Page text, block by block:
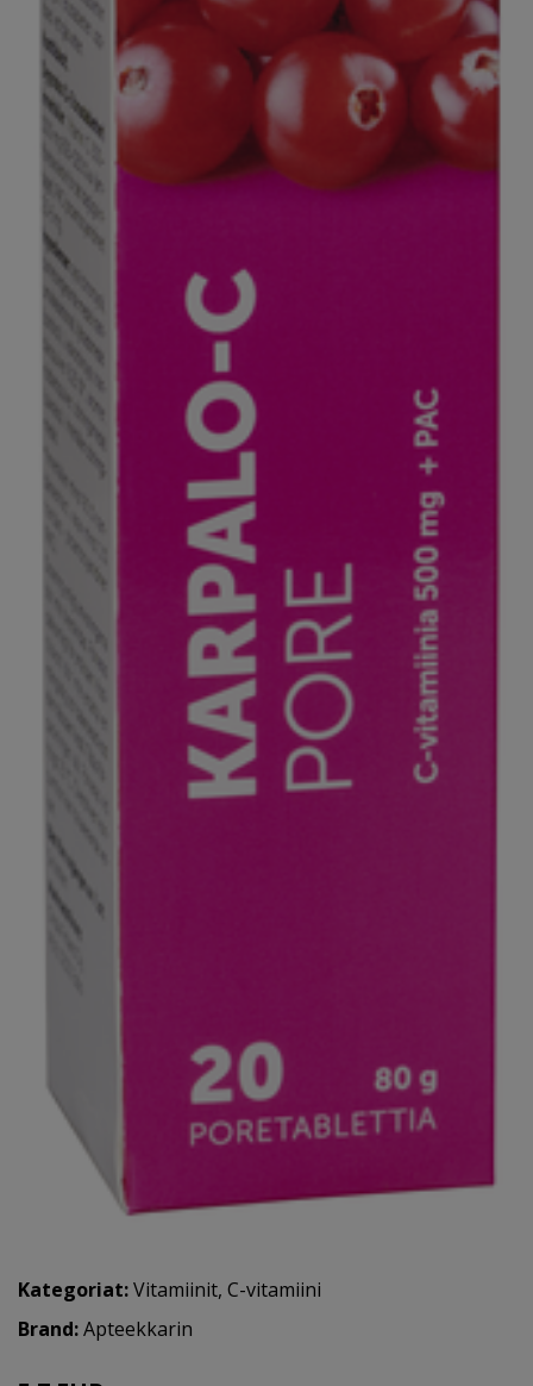
Kategoriat:Vitamiinit, C-vitamiini
Brand:Apteekkarin